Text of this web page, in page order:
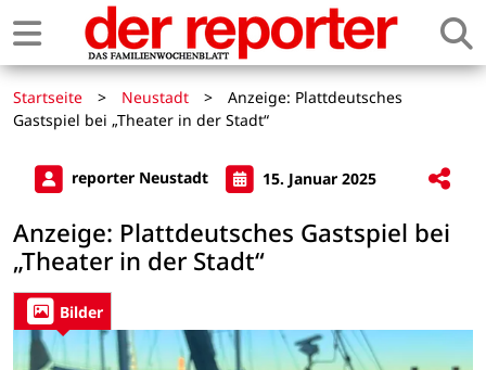
Startseite > Neustadt >
Anzeige: Plattdeutsches
Gastspiel bei „Theater in der Stadt“
reporter Neustadt 15. Januar 2025
Anzeige: Plattdeutsches Gastspiel bei
„Theater in der Stadt“
Bilder